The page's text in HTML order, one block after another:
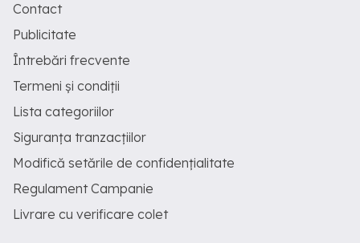
Contact
Publicitate
Întrebări frecvente
Termeni și condiții
Lista categoriilor
Siguranța tranzacțiilor
Modifică setările de confidențialitate
Regulament Campanie
Livrare cu verificare colet